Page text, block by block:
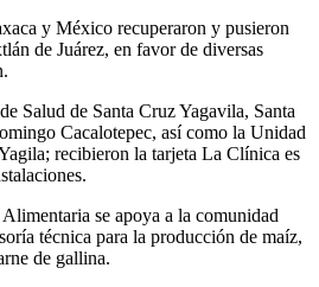
y México recuperaron y pusieron
de Juárez, en favor de diversas
de Santa Cruz Yagavila, Santa
Cacalotepec, así como la Unidad
recibieron la tarjeta La Clínica es
se apoya a la comunidad
técnica para la producción de maíz,
de gallina.